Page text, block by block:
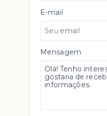
E-mail
Mensagem